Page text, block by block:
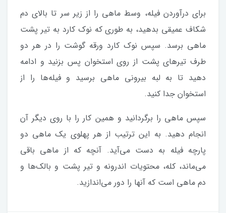
برای درآوردن فیله، وسط ماهی را از زیر سر تا بالای دم
شکاف عمیقی بدهید، به طوری که نوک کارد به تیر پشت
ماهی برسد. سپس نوک کارد ورقه گوشت را در هر دو
طرف تیرهای پشت از روی استخوان پس بزنید و ادامه
دهید تا به لبه بیرونی ماهی برسید و فیله‌ها را از
استخوان جدا کنید.
سپس ماهی را برگردانید و همین کار را با روی دیگر آن
انجام دهید. به این ترتیب از هر پهلوی یک ماهی دو
پارچه فیله به دست می‌آید. آنچه که از ماهی باقی
می‌ماند، کله، محتویات اندرونه و تیر پشت و بالک‌ها و
دم ماهی است که آنها را دور می‌اندازید.